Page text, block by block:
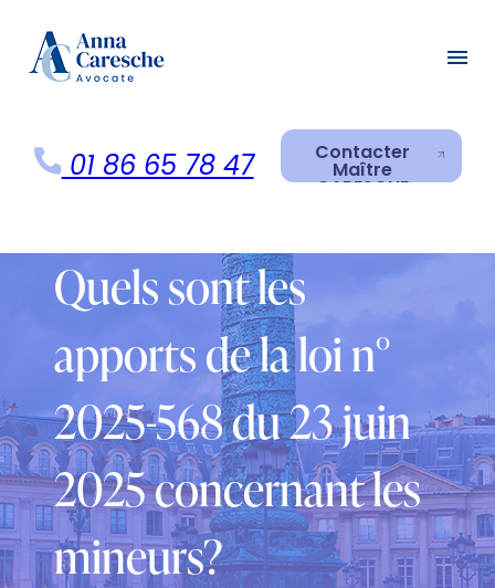
menu
01 86 65 78 47 Contacter
Maître
CARESCHE
Contacter
Quels sont les
apports de la loi n°
2025-568 du 23 juin
2025 concernant les
mineurs?